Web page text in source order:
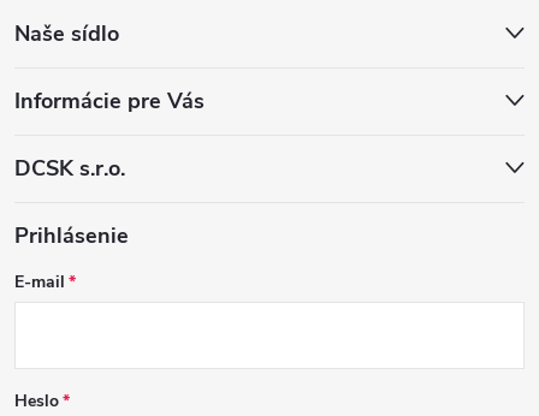
Naše sídlo
Informácie pre Vás
DCSK s.r.o.
Prihlásenie
E-mail
Heslo